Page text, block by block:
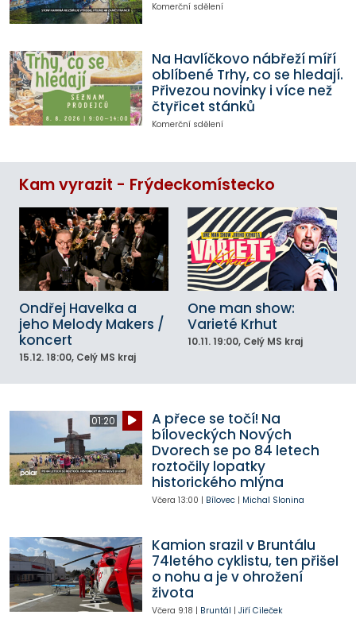
Komerční sdělení
Na Havlíčkovo nábřeží míří
oblíbené Trhy, co se hledají.
Přivezou novinky i více než
čtyřicet stánků
Komerční sdělení
Kam vyrazit - Frýdeckomístecko
Ondřej Havelka a
jeho Melody Makers /
koncert
15.12. 18:00, Celý MS kraj
One man show:
Varieté Krhut
10.11. 19:00, Celý MS kraj
01:20
A přece se točí! Na
bíloveckých Nových
Dvorech se po 84 letech
roztočily lopatky
historického mlýna
Včera 13:00 | Bílovec| Michal Slonina
Kamion srazil v Bruntálu
74letého cyklistu, ten přišel
o nohu a je v ohrožení
života
Včera 9:18 | Bruntál | Jiří Cileček